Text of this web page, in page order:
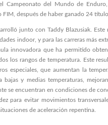
del Mundo de
FIM, después de haber ganado 24
junto con Taddy Blazusiak.
indoor, y para las carreras más
innovadora que ha permitido
los rangos de temperatura. Este
especiales, que aumentan la
bajas y medias temperaturas,
se encuentran en condiciones de
para evitar movimientos
de aceleración repentina.